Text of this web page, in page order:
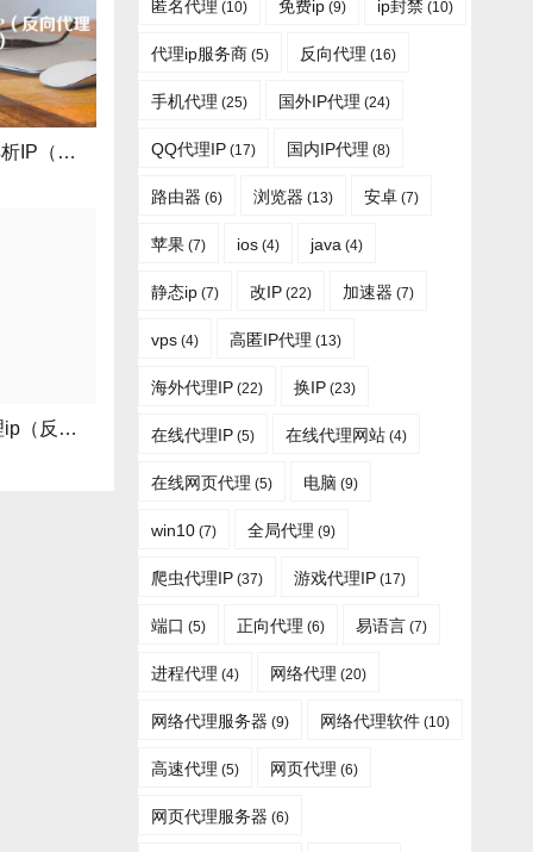
反向代理ip如何解析IP（反向代理如何配置）
中国电信反向代理ip（反向代理dns）
匿名代理 (10) 免费ip (9) ip封禁 (10)
代理ip服务商 (5) 反向代理 (16)
手机代理 (25) 国外IP代理 (24)
QQ代理IP (17) 国内IP代理 (8)
路由器 (6) 浏览器 (13) 安卓 (7)
苹果 (7) ios (4) java (4)
静态ip (7) 改IP (22) 加速器 (7)
vps (4) 高匿IP代理 (13)
海外代理IP (22) 换IP (23)
在线代理IP (5) 在线代理网站 (4)
在线网页代理 (5) 电脑 (9)
win10 (7) 全局代理 (9)
爬虫代理IP (37) 游戏代理IP (17)
端口 (5) 正向代理 (6) 易语言 (7)
进程代理 (4) 网络代理 (20)
网络代理服务器 (9) 网络代理软件 (10)
高速代理 (5) 网页代理 (6)
网页代理服务器 (6)